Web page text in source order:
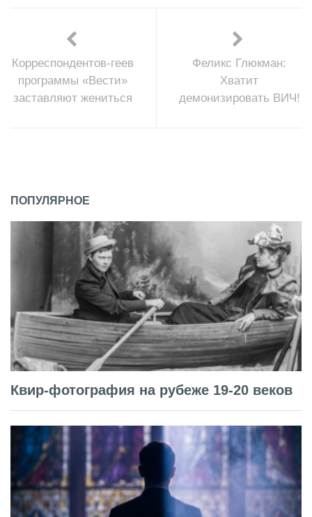
Корреспондентов-геев
программы «Вести»
заставляют жениться
Феликс Глюкман:
Хватит
демонизировать ВИЧ!
ПОПУЛЯРНОЕ
Квир-фотография на рубеже 19-20 веков